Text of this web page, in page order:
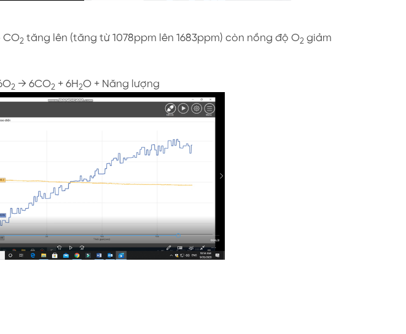
CO2 tăng lên (tăng từ 1078ppm lên 1683ppm) còn nồng độ O2 giảm
2 → 6CO2 + 6H2O + Năng lượng